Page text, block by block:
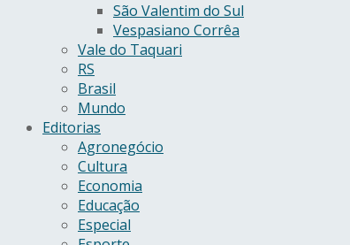
São Valentim do Sul
Vespasiano Corrêa
Vale do Taquari
RS
Brasil
Mundo
Editorias
Agronegócio
Cultura
Economia
Educação
Especial